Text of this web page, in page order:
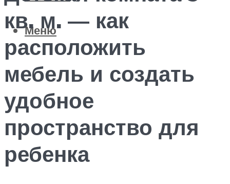
Меню
кв. м. — как
расположить
мебель и создать
удобное
пространство для
ребенка